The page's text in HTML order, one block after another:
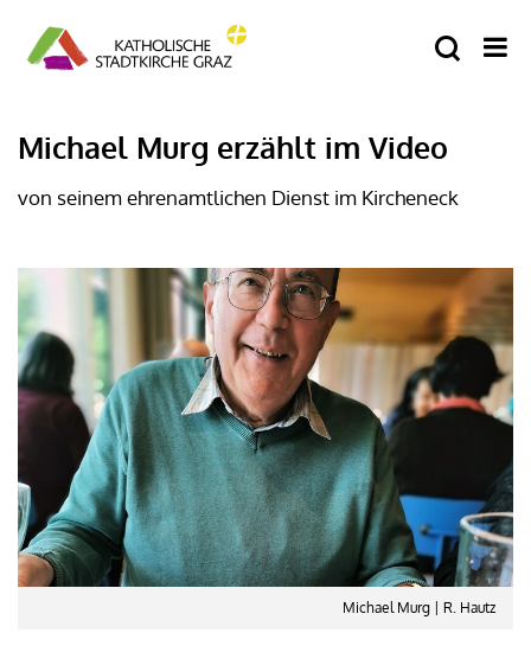
Michael Murg erzählt im Video
von seinem ehrenamtlichen Dienst im Kircheneck
Michael Murg | R. Hautz